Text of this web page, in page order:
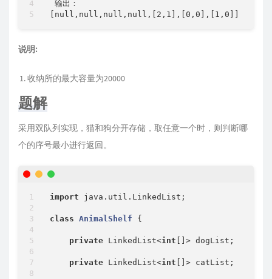
[null,null,null,null,[2,1] , [0,0] , [1,0]
说明:
收纳所的最大容量为20000
题解
采用双队列实现，猫和狗分开存储，取任意一个时，则判断哪
个的序号最小进行返回。
import java.util.LinkedList;
class AnimalShelf {
private LinkedList<int []> dogList;
private LinkedList<int []> catList;